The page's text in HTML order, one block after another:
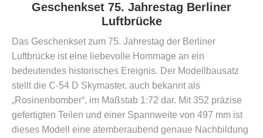
Geschenkset 75. Jahrestag Berliner
Luftbrücke
Das Geschenkset zum 75. Jahrestag der Berliner
Luftbrücke ist eine liebevolle Hommage an ein
bedeutendes historisches Ereignis. Der Modellbausatz
stellt die C-54 D Skymaster, auch bekannt als
„Rosinenbomber“, im Maßstab 1:72 dar. Mit 352 präzise
gefertigten Teilen und einer Spannweite von 497 mm ist
dieses Modell eine atemberaubend genaue Nachbildung